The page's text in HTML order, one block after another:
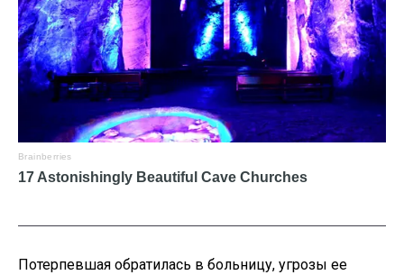
Потерпевшая обратилась в больницу, угрозы ее